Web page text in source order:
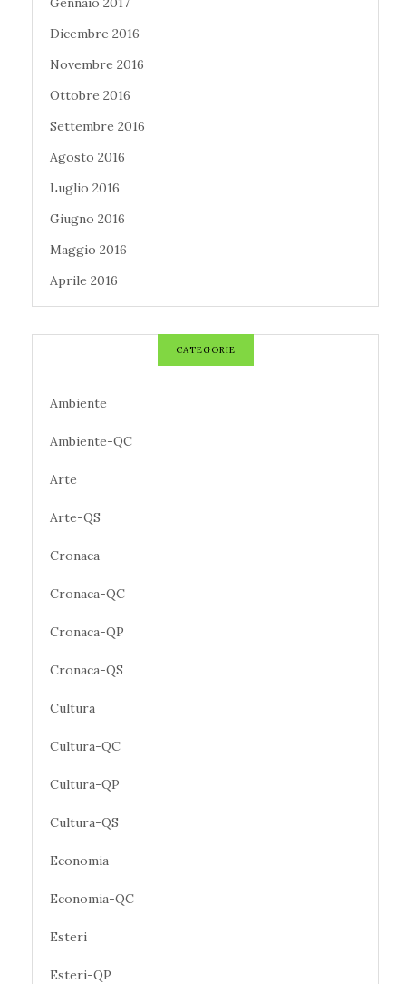
Dicembre 2016
Novembre 2016
Ottobre 2016
Settembre 2016
Agosto 2016
Luglio 2016
Giugno 2016
Maggio 2016
Aprile 2016
CATEGORIE
Ambiente
Ambiente-QC
Arte
Arte-QS
Cronaca
Cronaca-QC
Cronaca-QP
Cronaca-QS
Cultura
Cultura-QC
Cultura-QP
Cultura-QS
Economia
Economia-QC
Esteri
Esteri-QP